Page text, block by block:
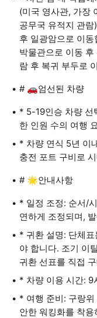
(미국 영사관, 가장
공무국 유적지 관
후 일광암으로 이
박물관으로 이동
람 후 복귀 부두로
# 🚗엄선된 차량
* 5-19인승 차량 선
한 인원 수의 여행
* 차량 연식 5년 이
충전 포트 구비로
# 🌟안내사항
* 일정 조정: 순서/
연하게 조정되며,
* 귀환 설명: 단체
야 합니다. 조기 이
귀환 선표를 직접
* 차량 이용 시간: 9
* 여행 준비: 구랑
안한 워킹화를 착